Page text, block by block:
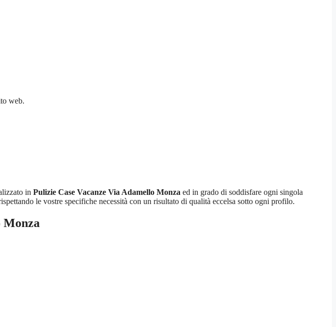
web.
in Pulizie Case Vacanze Via Adamello Monza ed in grado di soddisfare ogni singola
le vostre specifiche necessità con un risultato di qualità eccelsa sotto ogni profilo.
Monza